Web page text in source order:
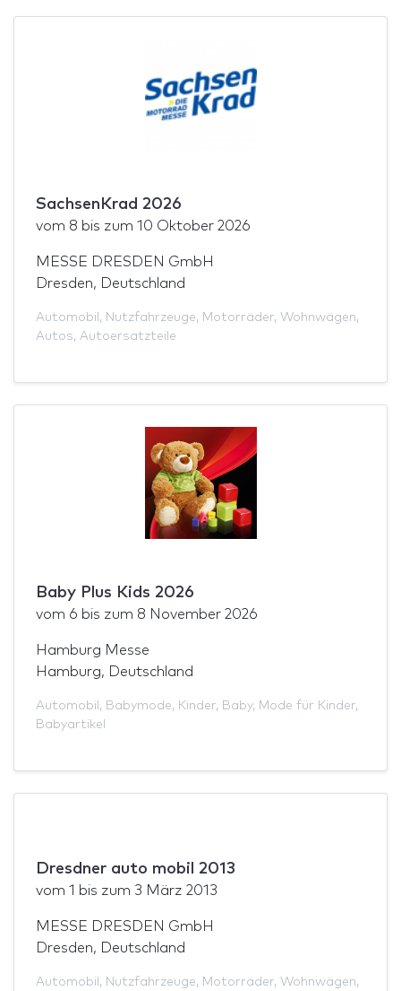
SachsenKrad 2026
vom 8 bis zum 10 Oktober 2026
MESSE DRESDEN GmbH
Dresden, Deutschland
Automobil , Nutzfahrzeuge, Motorräder, Wohnwägen,
Autos, Autoersatzteile
Baby Plus Kids 2026
vom 6 bis zum 8 November 2026
Hamburg Messe
Hamburg, Deutschland
Automobil , Babymode, Kinder, Baby, Mode für Kinder,
Babyartikel
Dresdner auto mobil 2013
vom 1 bis zum 3 März 2013
MESSE DRESDEN GmbH
Dresden, Deutschland
Automobil , Nutzfahrzeuge, Motorräder, Wohnwägen,